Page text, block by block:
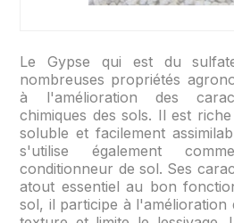
Le Gypse qui est du
nombreuses propriétés
à l'amélioration des
chimiques des sols. Il est
soluble et facilement
s'utilise également
conditionneur de sol. Ses
atout essentiel au bon
sol, il participe à l'amélioration